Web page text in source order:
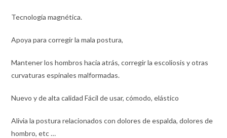
Tecnología magnética.
Apoya para corregir la mala postura,
Mantener los hombros hacia atrás, corregir la escoliosis y otras
curvaturas espinales malformadas.
Nuevo y de alta calidad Fácil de usar, cómodo, elástico
Alivia la postura relacionados con dolores de espalda, dolores de
hombro, etc …